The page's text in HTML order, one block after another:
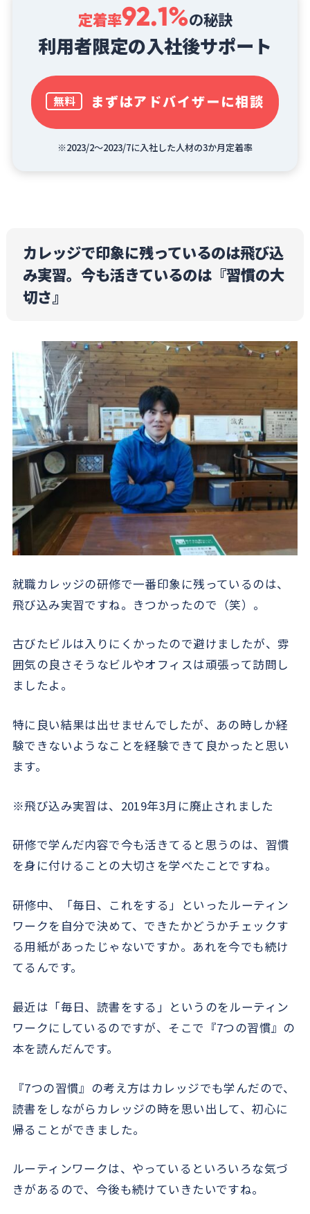
定着率92.1%の秘訣
利用者限定の入社後サポート
※2023/2～2023/7に入社した人材の3か月定着率
無料 まずはアドバイザーに相談
カレッジで印象に残っているのは飛び込
み実習。今も活きているのは『習慣の大
切さ』
就職カレッジの研修で一番印象に残っているのは、
飛び込み実習ですね。きつかったので（笑）。
古びたビルは入りにくかったので避けましたが、雰
囲気の良さそうなビルやオフィスは頑張って訪問し
ましたよ。
特に良い結果は出せませんでしたが、あの時しか経
験できないようなことを経験できて良かったと思い
ます。
※飛び込み実習は、2019年3月に廃止されました
研修で学んだ内容で今も活きてると思うのは、習慣
を身に付けることの大切さを学べたことですね。
研修中、「毎日、これをする」といったルーティン
ワークを自分で決めて、できたかどうかチェックす
る用紙があったじゃないですか。あれを今でも続け
てるんです。
最近は「毎日、読書をする」というのをルーティン
ワークにしているのですが、そこで『7つの習慣』の
本を読んだんです。
『7つの習慣』の考え方はカレッジでも学んだので、
読書をしながらカレッジの時を思い出して、初心に
帰ることができました。
ルーティンワークは、やっているといろいろな気づ
きがあるので、今後も続けていきたいですね。